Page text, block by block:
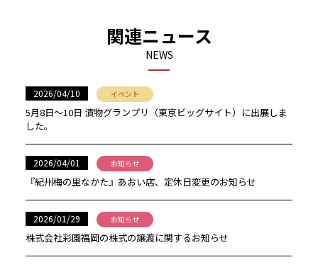
関連ニュース
NEWS
2026/04/10 イベント
5月8日〜10日 漬物グランプリ（東京ビッグサイト）に出展しま
した。
2026/04/01 お知らせ
『紀州梅の里なかた』あおい店、定休日変更のお知らせ
2026/01/29 お知らせ
株式会社彩園福岡の株式の譲渡に関するお知らせ